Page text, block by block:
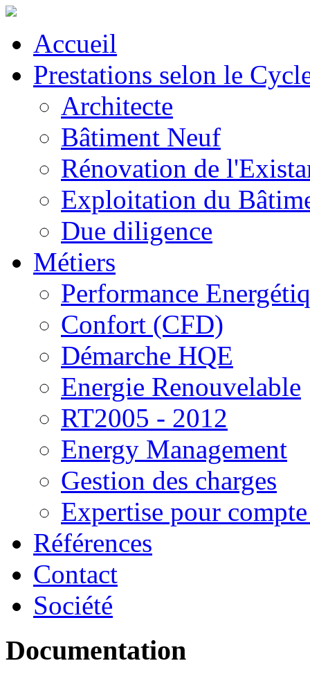
Accueil
Prestations selon le
Architecte
Bâtiment Neuf
Rénovation de
Exploitation du
Due diligence
Métiers
Performance
Confort (CFD)
Démarche HQE
Energie Renouvelable
RT2005 - 2012
Energy Management
Gestion des charges
Expertise pour
Références
Contact
Société
Documentation